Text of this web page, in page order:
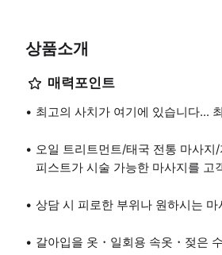
상품소개
매력포인트
최고의 사치가 여기에 있습니다...
오일 트리트먼트/태국 전통 마사
피스트가 시술 가능한 마사지를 고
상담 시 피로한 부위나 원하시는
갈아입을 옷・일회용 속옷・젖은